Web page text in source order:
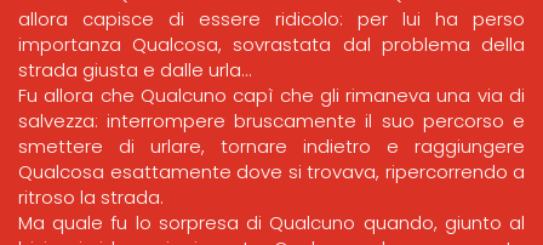
allora capisce di essere ridicolo: per lui ha perso
importanza Qualcosa, sovrastata dal problema della
strada giusta e dalle urla…
Fu allora che Qualcuno capì che gli rimaneva una via di
salvezza: interrompere bruscamente il suo percorso e
smettere di urlare, tornare indietro e raggiungere
Qualcosa esattamente dove si trovava, ripercorrendo a
ritroso la strada.
Ma quale fu lo sorpresa di Qualcuno quando, giunto al